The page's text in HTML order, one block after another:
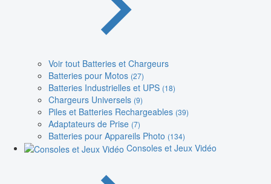
Voir tout Batteries et Chargeurs
Batteries pour Motos (27)
Batteries Industrielles et UPS (18)
Chargeurs Universels (9)
Piles et Batteries Rechargeables (39)
Adaptateurs de Prise (7)
Batteries pour Appareils Photo (134)
Consoles et Jeux Vidéo